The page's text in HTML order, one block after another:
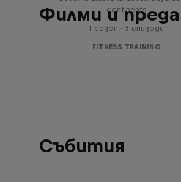
Филми иcontinents
1 сезон · 3 епизоди
FITNESS TRAINING
Събития